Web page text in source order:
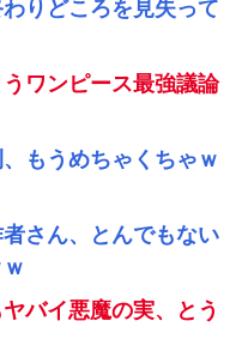
りどころを見失って
ワンピース最強議論
もうめちゃくちゃｗ
さん、とんでもない
バイ悪魔の実、とう